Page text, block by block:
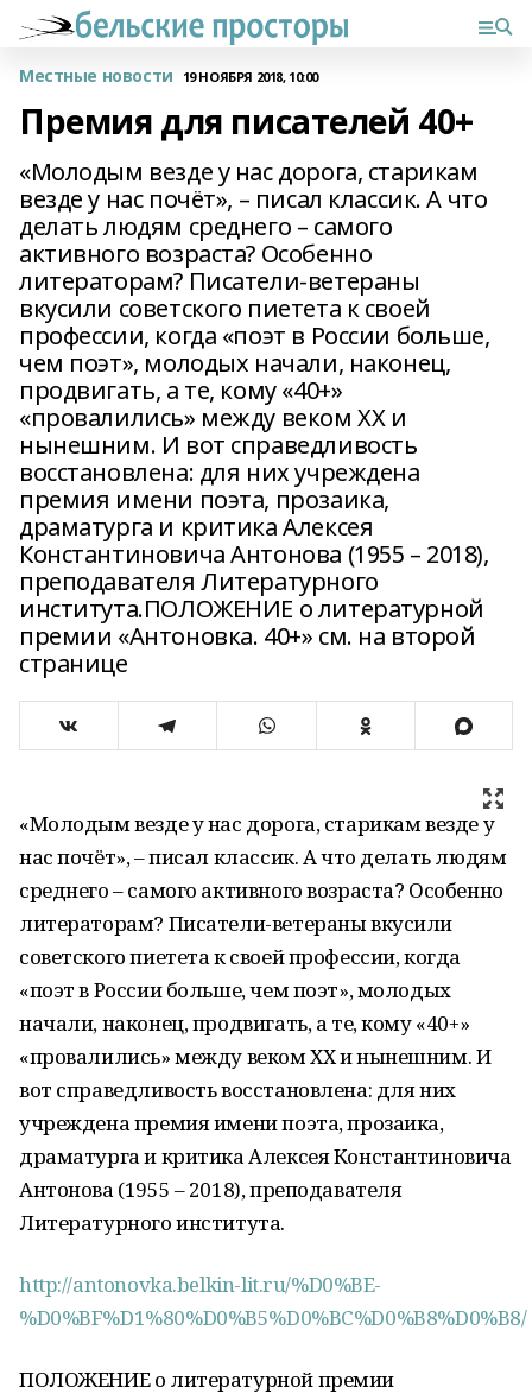
Местные новости 19 НОЯБРЯ 2018, 10:00
Премия для писателей 40+
«Молодым везде у нас дорога, старикам
везде у нас почёт», – писал классик. А что
делать людям среднего – самого
активного возраста? Особенно
литераторам? Писатели-ветераны
вкусили советского пиетета к своей
профессии, когда «поэт в России больше,
чем поэт», молодых начали, наконец,
продвигать, а те, кому «40+»
«провалились» между веком ХХ и
нынешним. И вот справедливость
восстановлена: для них учреждена
премия имени поэта, прозаика,
драматурга и критика Алексея
Константиновича Антонова (1955 – 2018),
преподавателя Литературного
института.ПОЛОЖЕНИЕ о литературной
премии «Антоновка. 40+» см. на второй
странице
«Молодым везде у нас дорога, старикам везде у
нас почёт», – писал классик. А что делать людям
среднего – самого активного возраста? Особенно
литераторам? Писатели-ветераны вкусили
советского пиетета к своей профессии, когда
«поэт в России больше, чем поэт», молодых
начали, наконец, продвигать, а те, кому «40+»
«провалились» между веком ХХ и нынешним. И
вот справедливость восстановлена: для них
учреждена премия имени поэта, прозаика,
драматурга и критика Алексея Константиновича
Антонова (1955 – 2018), преподавателя
Литературного института.
http://antonovka.belkin-lit.ru/%D0%BE-
%D0%BF%D1%80%D0%B5%D0%BC%D0%B8%D0%B8/
ПОЛОЖЕНИЕ о литературной премии